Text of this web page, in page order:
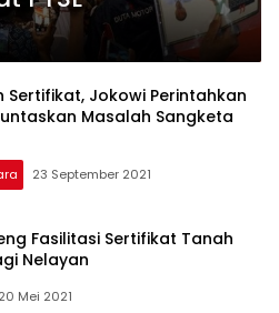
Sertifikat, Jokowi Perintahkan
Masalah Sangketa
23 September 2021
Fasilitasi Sertifikat Tanah
Nelayan
20 Mei 2021